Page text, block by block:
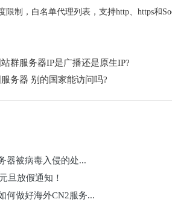
限制，白名单代理列表，支持http、https和
群服务器IP是广播还是原生IP?
务器 别的国家能访问吗?
器被病毒入侵的处...
旦放假通知！
何做好海外CN2服务...